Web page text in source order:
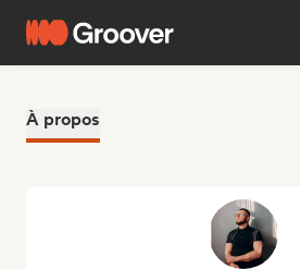
À propos